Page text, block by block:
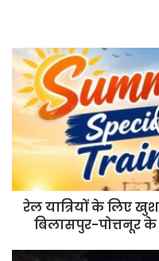
रेल यात्रियों के लिए
बिलासपुर-पोत्तनूर